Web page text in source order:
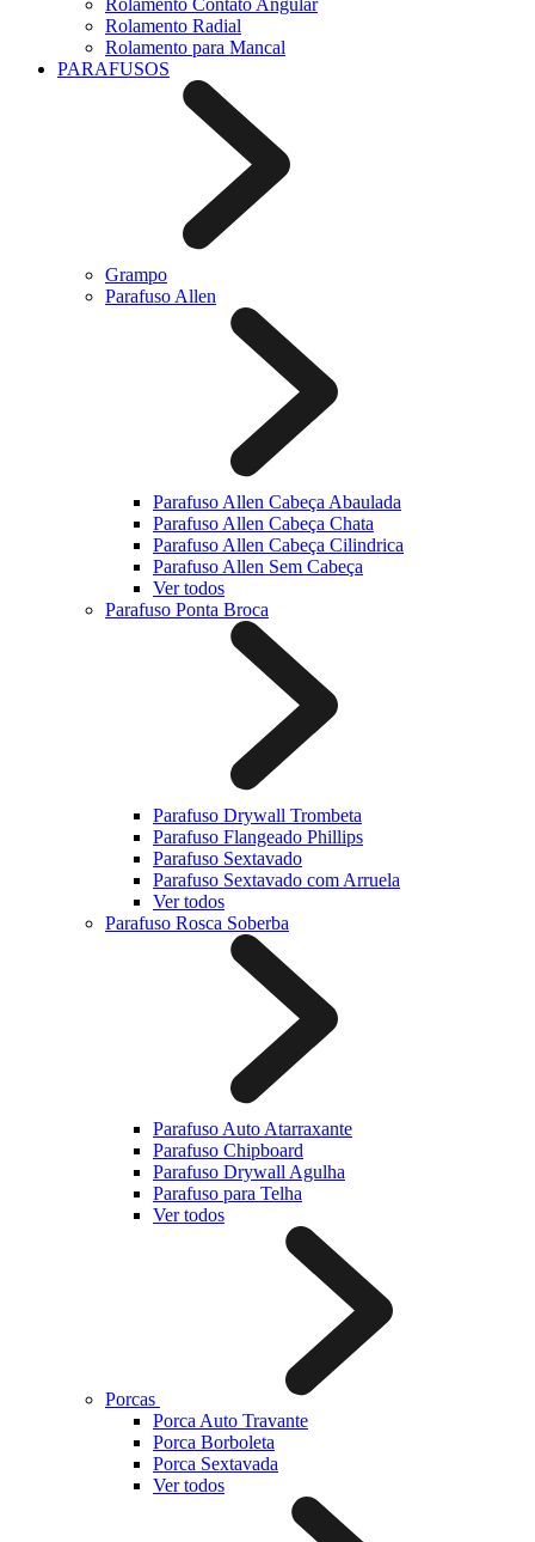
Rolamento Contato Angular
Rolamento Radial
Rolamento para Mancal
PARAFUSOS
Grampo
Parafuso Allen
Parafuso Allen Cabeça Abaulada
Parafuso Allen Cabeça Chata
Parafuso Allen Cabeça Cilindrica
Parafuso Allen Sem Cabeça
Ver todos
Parafuso Ponta Broca
Parafuso Drywall Trombeta
Parafuso Flangeado Phillips
Parafuso Sextavado
Parafuso Sextavado com Arruela
Ver todos
Parafuso Rosca Soberba
Parafuso Auto Atarraxante
Parafuso Chipboard
Parafuso Drywall Agulha
Parafuso para Telha
Ver todos
Porcas
Porca Auto Travante
Porca Borboleta
Porca Sextavada
Ver todos